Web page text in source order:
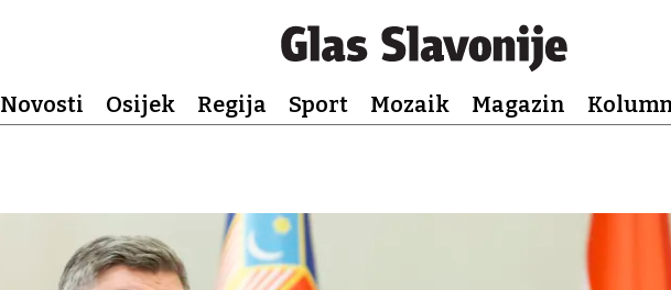
Novosti Osijek Regija Sport Mozaik Magazin